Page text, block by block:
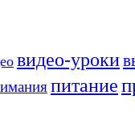
видео-уроки
питание